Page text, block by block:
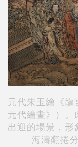
元代朱玉繪《龍
元代繪畫》）。
出迎的場景，
海濤翻捲